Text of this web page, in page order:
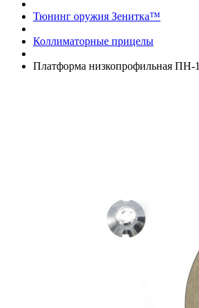
Тюнинг оружия Зенитка™
Коллиматорные прицелы
Платформа низкопрофильная ПН-1